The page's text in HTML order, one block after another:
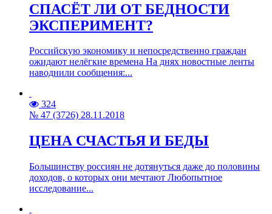
СПАСЁТ ЛИ ОТ БЕДНОСТИ
ЭКСПЕРИМЕНТ?
Российскую экономику и непосредственно граждан
ожидают нелёгкие времена На днях новостные ленты
наводнили сообщения:...
324
№ 47 (3726) 28.11.2018
ЦЕНА СЧАСТЬЯ И БЕДЫ
Большинству россиян не дотянуться даже до половины
доходов, о которых они мечтают Любопытное
исследование...